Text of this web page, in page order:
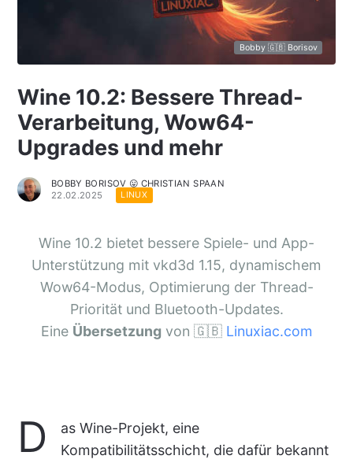
Bobby 🇬🇧 Borisov
Wine 10.2: Bessere Thread-
Verarbeitung, Wow64-
Upgrades und mehr
BOBBY BORISOV 😛 CHRISTIAN SPAAN
22.02.2025
LINUX
Wine 10.2 bietet bessere Spiele- und App-
Unterstützung mit vkd3d 1.15, dynamischem
Wow64-Modus, Optimierung der Thread-
Priorität und Bluetooth-Updates.
Eine Übersetzungvon 🇬🇧 Linuxiac.com
D
as Wine-Projekt, eine
Kompatibilitätsschicht, die dafür bekannt